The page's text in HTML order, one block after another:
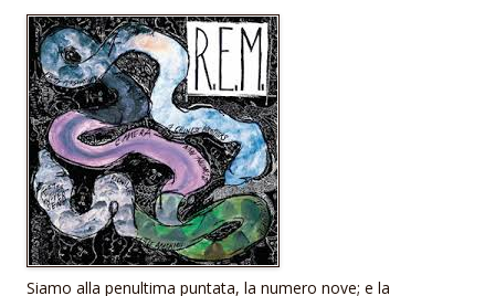
Siamo alla penultima puntata, la numero nove; e la